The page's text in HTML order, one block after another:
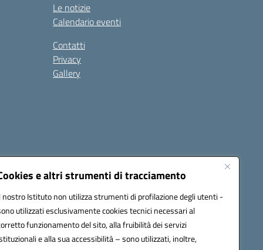
e altri strumenti di tracciamento
nostro Istituto non utilizza strumenti di profilazione degli utenti -
utilizzati esclusivamente cookies tecnici necessari al
funzionamento del sito, alla fruibilità dei servizi
e alla sua accessibilità – sono utilizzati, inoltre,
Le notizie
Calendario eventi
Contatti
Privacy
Gallery